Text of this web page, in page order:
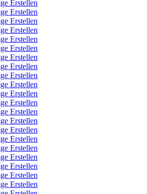
Erstellen
Erstellen
Erstellen
Erstellen
Erstellen
Erstellen
Erstellen
Erstellen
Erstellen
Erstellen
Erstellen
Erstellen
Erstellen
Erstellen
Erstellen
Erstellen
Erstellen
Erstellen
Erstellen
Erstellen
Erstellen